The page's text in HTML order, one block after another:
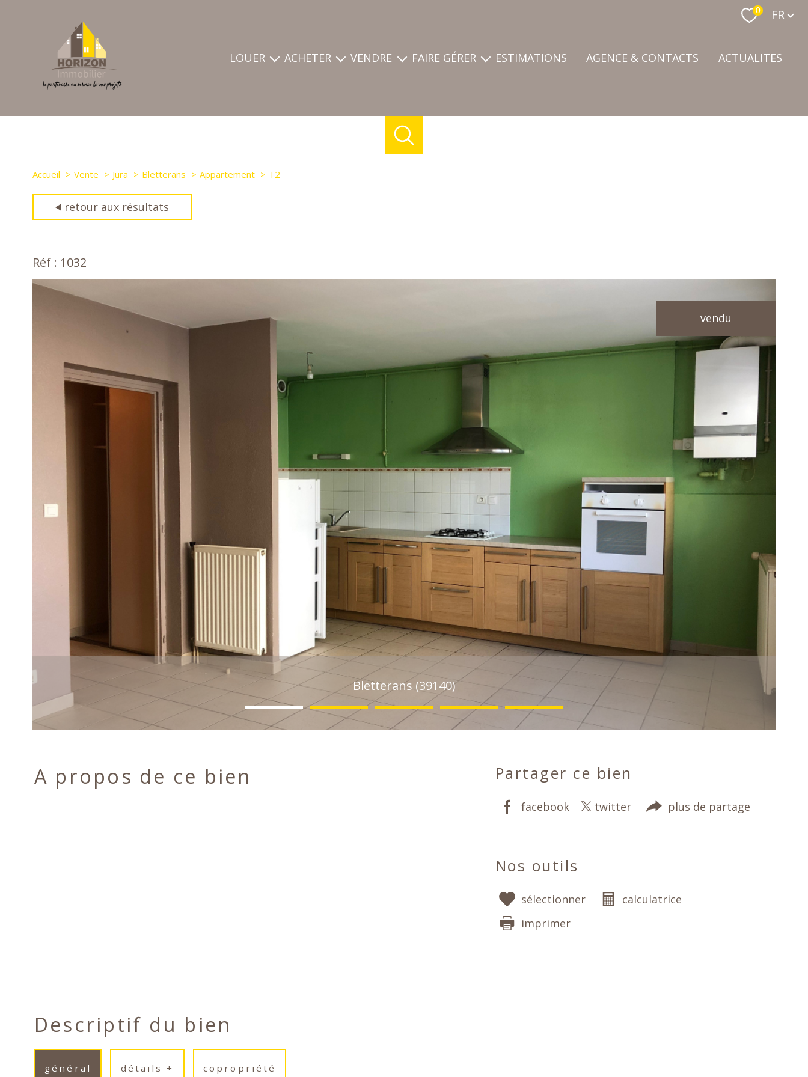
0 Langue
FR
LOUER ACHETER VENDRE
guide du vendeur
FAIRE GÉRER ESTIMATIONS AGENCE & CONTACTS ACTUALITES
Accueil Vente Jura Bletterans Appartement T2
retour aux résultats
Réf : 1032
vendu
Bletterans (39140)
A propos de ce bien Partager ce bien
facebook twitter plus de partage
Nos outils
sélectionner
calculatrice
imprimer
Descriptif du bien
général détails + copropriété